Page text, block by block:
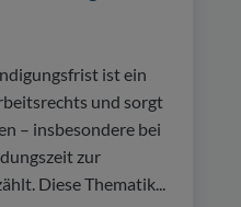
ist ein
und sorgt
– insbesondere bei
zur
Diese Thematik...